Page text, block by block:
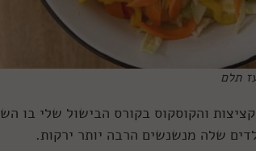
תלם
והקוסקוס בקורס הבישול שלי בו
שלה מנשנשים הרבה יותר ירקות.